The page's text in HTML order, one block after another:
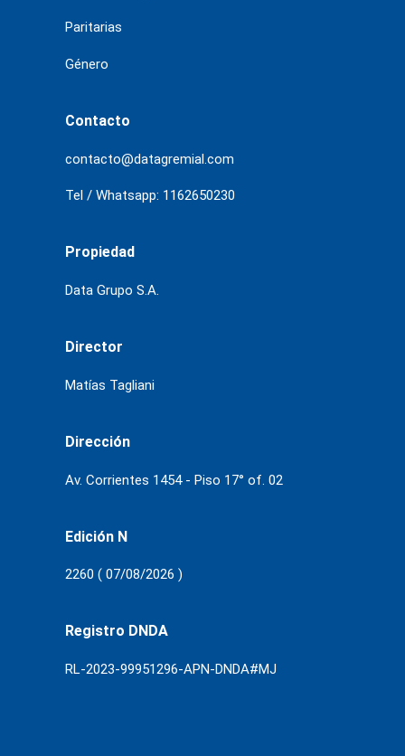
Paritarias
Género
Contacto
contacto@datagremial.com
Tel / Whatsapp: 1162650230
Propiedad
Data Grupo S.A.
Director
Matías Tagliani
Dirección
Av. Corrientes 1454 - Piso 17° of. 02
Edición N
2260 ( 07/08/2026 )
Registro DNDA
RL-2023-99951296-APN-DNDA#MJ